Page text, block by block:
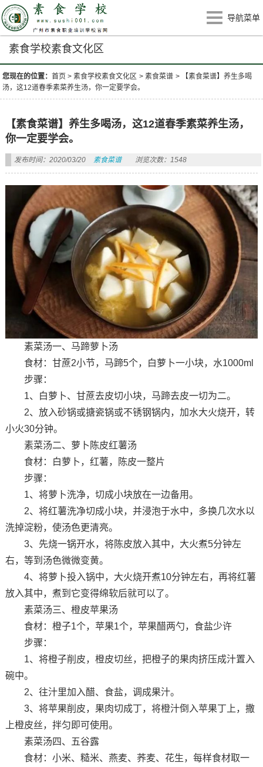
导航菜单
素食学校素食文化区
您现在的位置：首页 >素食学校素食文化区 >素食菜谱 >
【素食菜谱】养生多喝
汤，这12道春季素菜养生汤，你一定要学会。
【素食菜谱】养生多喝汤，这12道春季素菜养生汤，
你一定要学会。
发布时间：2020/03/20 素食菜谱 浏览次数：1548
素菜汤一、马蹄萝卜汤
食材：甘蔗2小节，马蹄5个，白萝卜一小块，水1000ml
步骤：
1、白萝卜、甘蔗去皮切小块，马蹄去皮一切为二。
2、放入砂锅或搪瓷锅或不锈钢锅内，加水大火烧开，转
小火30分钟。
素菜汤二、萝卜陈皮红薯汤
食材：白萝卜，红薯，陈皮一整片
步骤：
1、将萝卜洗净，切成小块放在一边备用。
2、将红薯洗净切成小块，并浸泡于水中，多换几次水以
洗掉淀粉，使汤色更清亮。
3、先烧一锅开水，将陈皮放入其中，大火煮5分钟左
右，等到汤色微微变黄。
4、将萝卜投入锅中，大火烧开煮10分钟左右，再将红薯
放入其中，煮到它变得绵软后就可以了。
素菜汤三、橙皮苹果汤
食材：橙子1个，苹果1个，苹果醋两勺，食盐少许
步骤：
1、将橙子削皮，橙皮切丝，把橙子的果肉挤压成汁置入
碗中。
2、往汁里加入醋、食盐，调成果汁。
3、将苹果削皮，果肉切成丁，将橙汁倒入苹果丁上，撒
上橙皮丝，拌匀即可使用。
素菜汤四、五谷露
食材：小米、糙米、燕麦、荞麦、花生，每样食材取一